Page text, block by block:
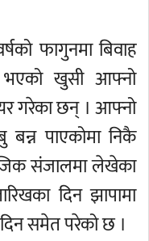
फागुनमा बिवाह
भएको खुसी आफ्नो
गरेका छन् । आफ्नो
बन्न पाएकोमा निकै
संजालमा लेखेका
दिन झापामा
समेत परेको छ ।